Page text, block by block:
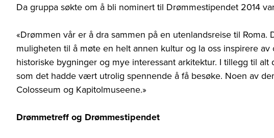
Da gruppa søkte om å bli nominert til Drømmestipendet 2014
«Drømmen vår er å dra sammen på en utenlandsreise til
muligheten til å møte en helt annen kultur og la oss inspirere
historiske bygninger og mye interessant arkitektur. I tillegg til
som det hadde vært utrolig spennende å få besøke. Noen av
Colosseum og Kapitolmuseene.»
Drømmetreff og Drømmestipendet